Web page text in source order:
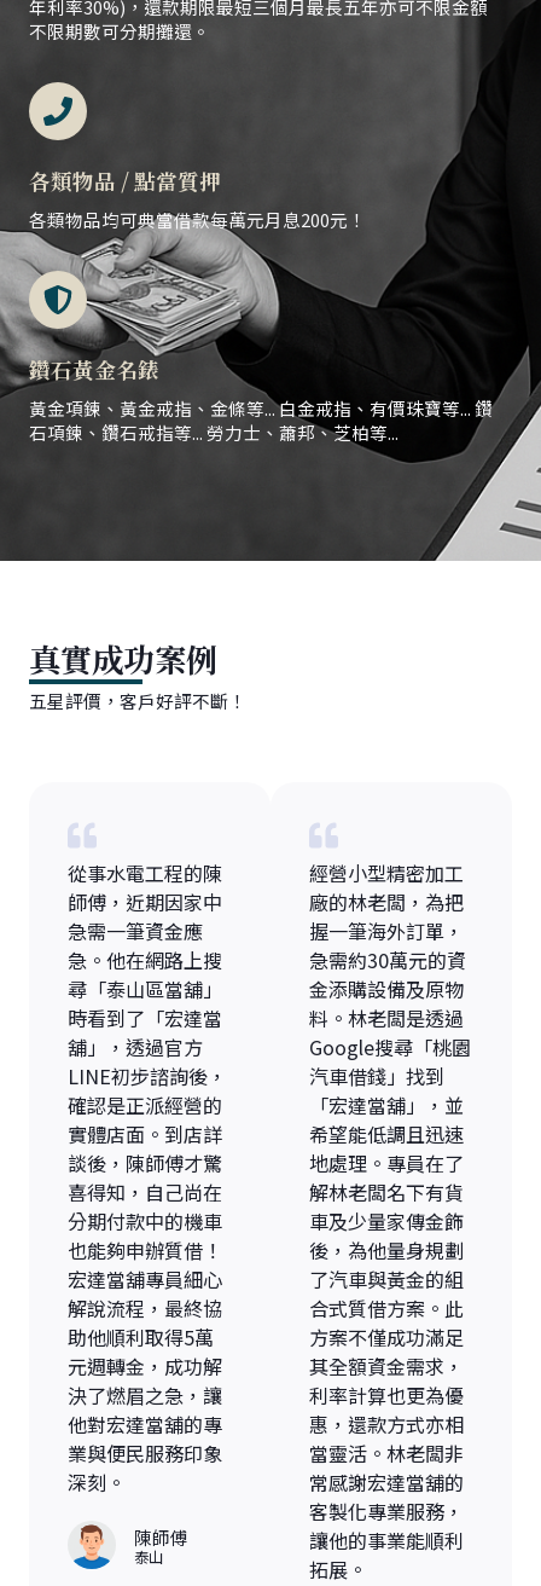
年利率30%)，還款期限最短三個月最長五年亦可不限金額
不限期數可分期攤還。
各類物品 / 點當質押
各類物品均可典當借款每萬元月息200元！
鑽石黃金名錶
黃金項鍊、黃金戒指、金條等... 白金戒指、有價珠寶等... 鑽
石項鍊、鑽石戒指等... 勞力士、蕭邦、芝柏等...
真實成功案例
五星評價，客戶好評不斷！
從事水電工程的陳
師傅，近期因家中
急需一筆資金應
急。他在網路上搜
尋「泰山區當舖」
時看到了「宏達當
舖」，透過官方
LINE初步諮詢後，
確認是正派經營的
實體店面。到店詳
談後，陳師傅才驚
喜得知，自己尚在
分期付款中的機車
也能夠申辦質借！
宏達當舖專員細心
解說流程，最終協
助他順利取得5萬
元週轉金，成功解
決了燃眉之急，讓
他對宏達當舖的專
業與便民服務印象
深刻。
陳師傅
泰山
經營小型精密加工
廠的林老闆，為把
握一筆海外訂單，
急需約30萬元的資
金添購設備及原物
料。林老闆是透過
Google搜尋「桃園
汽車借錢」找到
「宏達當舖」，並
希望能低調且迅速
地處理。專員在了
解林老闆名下有貨
車及少量家傳金飾
後，為他量身規劃
了汽車與黃金的組
合式質借方案。此
方案不僅成功滿足
其全額資金需求，
利率計算也更為優
惠，還款方式亦相
當靈活。林老闆非
常感謝宏達當舖的
客製化專業服務，
讓他的事業能順利
拓展。